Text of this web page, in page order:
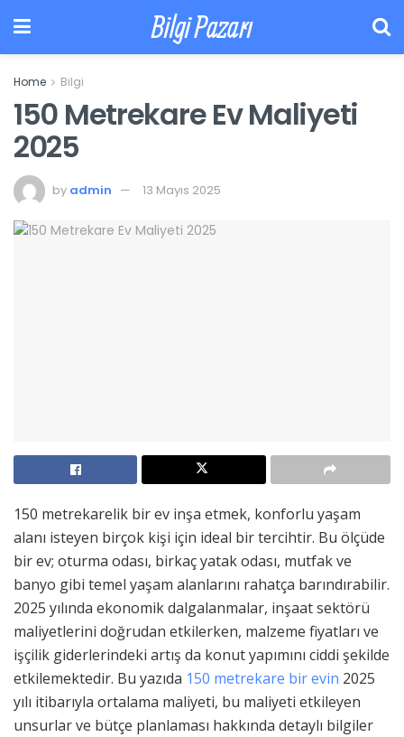
Bilgi Pazarı
Home Bilgi
150 Metrekare Ev Maliyeti
2025
by admin 13 Mayıs 2025
150 metrekarelik bir ev inşa etmek, konforlu yaşam
alanı isteyen birçok kişi için ideal bir tercihtir. Bu ölçüde
bir ev; oturma odası, birkaç yatak odası, mutfak ve
banyo gibi temel yaşam alanlarını rahatça barındırabilir.
2025 yılında ekonomik dalgalanmalar, inşaat sektörü
maliyetlerini doğrudan etkilerken, malzeme fiyatları ve
işçilik giderlerindeki artış da konut yapımını ciddi şekilde
etkilemektedir. Bu yazıda 150 metrekare bir evin 2025
yılı itibarıyla ortalama maliyeti, bu maliyeti etkileyen
unsurlar ve bütçe planlaması hakkında detaylı bilgiler